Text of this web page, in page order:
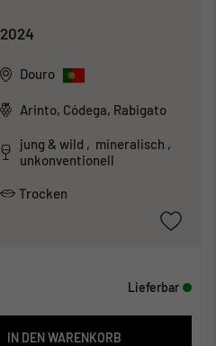
2024
Douro
Arinto, Códega, Rabigato
jung & wild , mineralisch ,
unkonventionell
Trocken
Lieferbar
IN DEN WARENKORB